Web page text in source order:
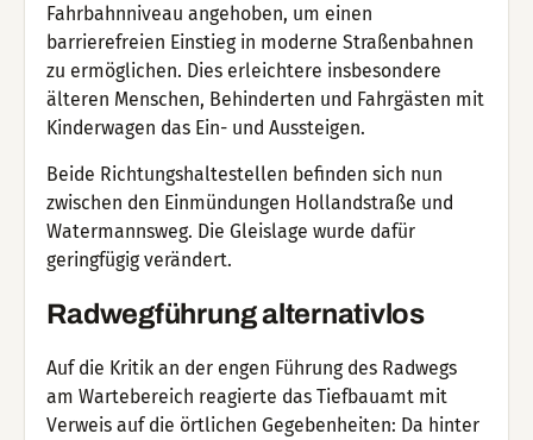
Fahrbahnniveau angehoben, um einen
barrierefreien Einstieg in moderne Straßenbahnen
zu ermöglichen. Dies erleichtere insbesondere
älteren Menschen, Behinderten und Fahrgästen mit
Kinderwagen das Ein- und Aussteigen.
Beide Richtungshaltestellen befinden sich nun
zwischen den Einmündungen Hollandstraße und
Watermannsweg. Die Gleislage wurde dafür
geringfügig verändert.
Radwegführung alternativlos
Auf die Kritik an der engen Führung des Radwegs
am Wartebereich reagierte das Tiefbauamt mit
Verweis auf die örtlichen Gegebenheiten: Da hinter